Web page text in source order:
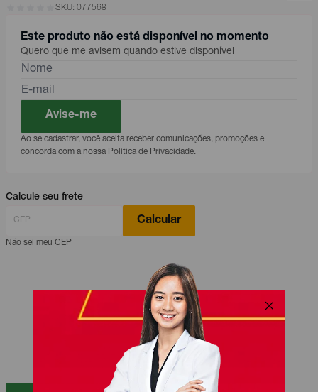
SKU: 077568
Este produto não está disponível no momento
Quero que me avisem quando estive disponível
Avise-me
Ao se cadastrar, você aceita receber comunicações, promoções e
concorda com a nossa Política de Privacidade.
Calcule seu frete
Calcular
Não sei meu CEP